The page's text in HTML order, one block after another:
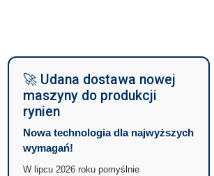
🚀 Udana dostawa nowej
maszyny do produkcji
rynien
Nowa technologia dla najwyższych
wymagań!
W lipcu 2026 roku pomyślnie